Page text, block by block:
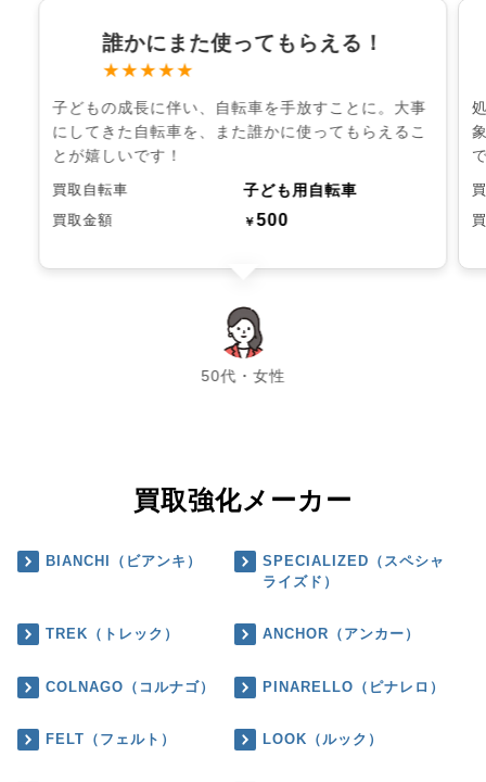
誰かにまた使ってもらえる！
★★★★★
子どもの成長に伴い、自転車を手放すことに。大事
にしてきた自転車を、また誰かに使ってもらえるこ
とが嬉しいです！
買取自転車 子ども用自転車
買取金額 ￥500
50代・女性
chevron_left chevron_right
買取強化メーカー
BIANCHI（ビアンキ）
SPECIALIZED（スペシャ
ライズド）
TREK（トレック） ANCHOR（アンカー）
COLNAGO（コルナゴ） PINARELLO（ピナレロ）
FELT（フェルト） LOOK（ルック）